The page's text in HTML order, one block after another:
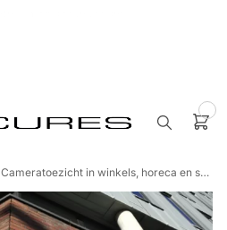
Cameratoezicht in winkels, horeca en sportclubs